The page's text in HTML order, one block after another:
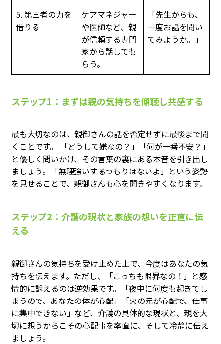
5. 第三者の力を
借りる
ケアマネジャー
や医師など、親
が信頼する専門
家から話しても
らう。
「先生からも、
一度お話を聞い
てみようか。」
ステップ1：まずは親の気持ちを傾聴し共感する
最も大切なのは、親御さんの話を否定せずに最後まで聞
くことです。 「どうして嫌なの？」「何が一番不安？」
と優しく問いかけ、その言葉の裏にある本音を引き出し
ましょう。「無理強いするつもりはないよ」という姿勢
を見せることで、親御さんも心を開きやすくなります。
ステップ2：介護の現状と家族の想いを正直に伝
える
親御さんの気持ちを受け止めた上で、今度はあなたの気
持ちを伝えます。ただし、「こっちも限界なの！」と感
情的に訴えるのは逆効果です。「夜中に何度も起きてし
まうので、あなたの体が心配」「火の元が心配で、仕事
に集中できない」など、介護の具体的な現状と、親を大
切に想うからこその心配事を率直に、そして冷静に伝え
ましょう。